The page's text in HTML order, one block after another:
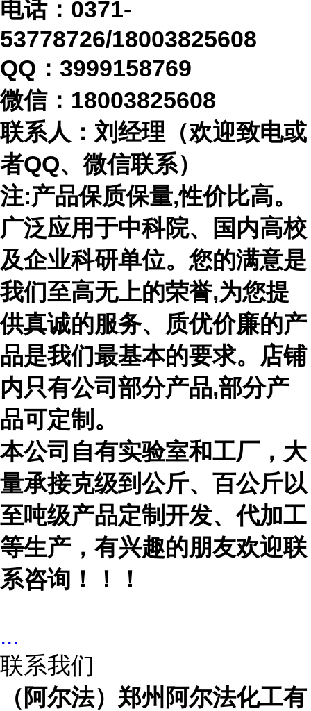
电话： 0371-
53778726/18003825608
QQ：3999158769
微信： 18003825608
联系人：刘经理（欢迎致电或
者QQ、微信联系）
注:产品保质保量,性价比高。
广泛应用于中科院、国内高校
及企业科研单位。您的满意是
我们至高无上的荣誉,为您提
供真诚的服务、质优价廉的产
品是我们最基本的要求。店铺
内只有公司部分产品,部分产
品可定制。
本公司自有实验室和工厂，大
量承接克级到公斤、百公斤以
至吨级产品定制开发、代加工
等生产，有兴趣的朋友欢迎联
系咨询！！！
...
联系我们
（阿尔法）郑州阿尔法化工有